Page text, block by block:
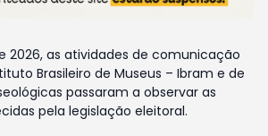
2026, as atividades de comunicação
Brasileiro de Museus – Ibram e de
passaram a observar as
pela legislação eleitoral.